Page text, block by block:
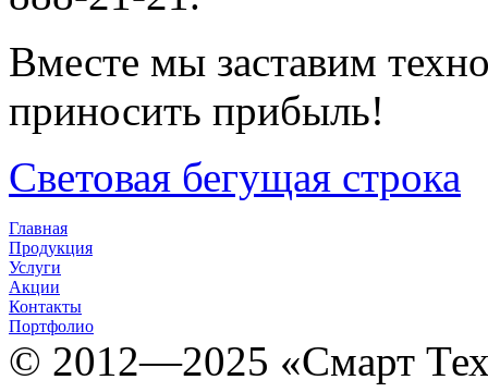
Вместе мы заставим
приносить прибыль!
Световая бегущая строка
Главная
Продукция
Услуги
Акции
Контакты
Портфолио
© 2012­­­—2025 «Смарт